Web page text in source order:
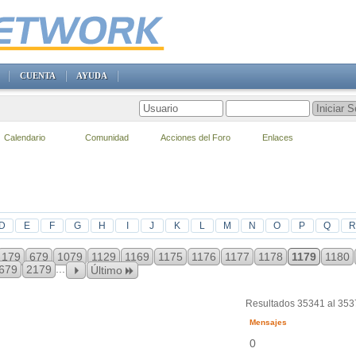
D E F G H J K L M N O P Q R
179 679 1079 1129 1169 1175 1176 1177 1178 1179 1180
2179 ... Último
Resultados 35341 al
Mensajes
0
CUENTA AYUDA
Calendario Comunidad Acciones del Foro Enlaces